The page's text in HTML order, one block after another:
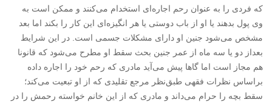
که فردی را به عنوان رحم اجاره‌ای استخدام می‌کنند و ممکن است به
وی پول بدهند یا او از باب دوستی یا هر انگیزه‌ای این کار را بکند اما بعد
مشخص می‌شود جنین او دارای مشکلات جسمی است. در این شرایط
بعداز دو یا سه ماه از عمر جنین بحث سقط او مطرح می‌شود که قانونا
هم مجاز است اما گاها پیش می‌آید مادری که رحم خود را اجاره داده
براساس نظرات فقهی طبق‌نظر مرجع تقلیدی که از او تبعیت می‌کند؛
سقط بچه را حرام می‌داند و مادری که از این خانم خواسته رحمش را در